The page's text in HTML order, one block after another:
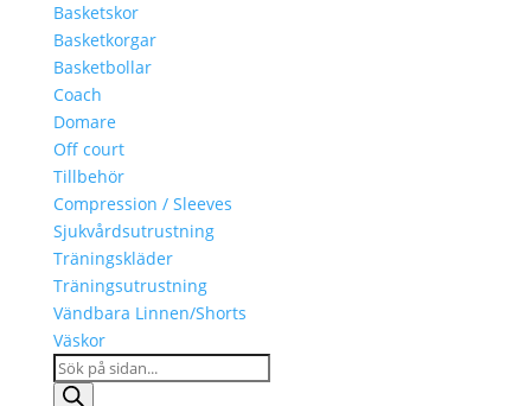
Basketskor
Basketkorgar
Basketbollar
Coach
Domare
Off court
Tillbehör
Compression / Sleeves
Sjukvårdsutrustning
Träningskläder
Träningsutrustning
Vändbara Linnen/Shorts
Väskor
Products
search